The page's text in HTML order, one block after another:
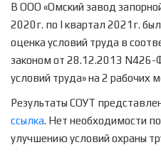
В ООО «Омский завод
2020г. по I квартал 2021г.
оценка условий труда в
законом от 28.12.2013 N426-
условий труда» на 2 рабочих
Результаты СОУТ
ссылка. Нет необходимости
улучшению условий охраны